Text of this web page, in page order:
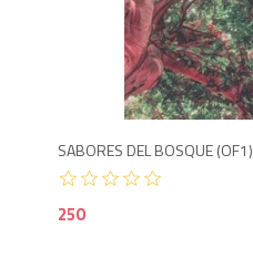
SABORES DEL BOSQUE (OF1)
250